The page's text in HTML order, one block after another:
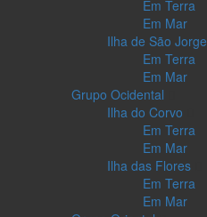
Em Terra
Em Mar
Ilha de São Jorge
Em Terra
Em Mar
Grupo Ocidental
Ilha do Corvo
Em Terra
Em Mar
Ilha das Flores
Em Terra
Em Mar